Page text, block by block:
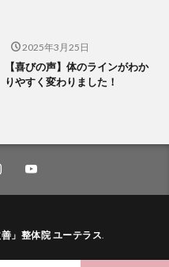
2025年3月25日
【喜びの声】体のラインがわか
りやすく変わりました！
善」整体院 ユーテラス